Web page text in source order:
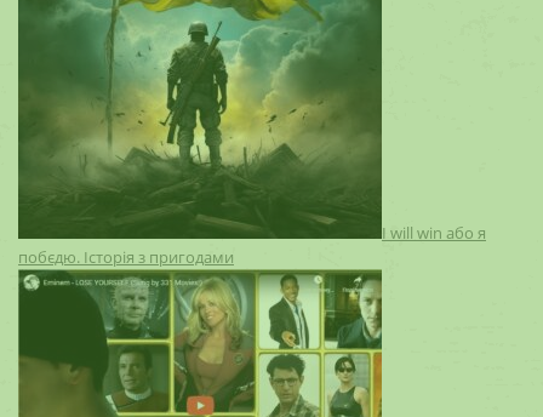
I will win або я
побєдю. Історія з пригодами